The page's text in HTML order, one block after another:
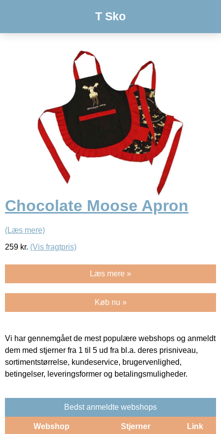
T Sko
Chocolate Moose Apron
(Læs mere)
259 kr. (Vis fragtpris)
Læs mere »
Køb nu »
Vi har gennemgået de mest populære webshops og anmeldt
dem med stjerner fra 1 til 5 ud fra bl.a. deres prisniveau,
sortimentstørrelse, kundeservice, brugervenlighed,
betingelser, leveringsformer og betalingsmuligheder.
Bedst anmeldte webshops
Webshop Stjerner Link